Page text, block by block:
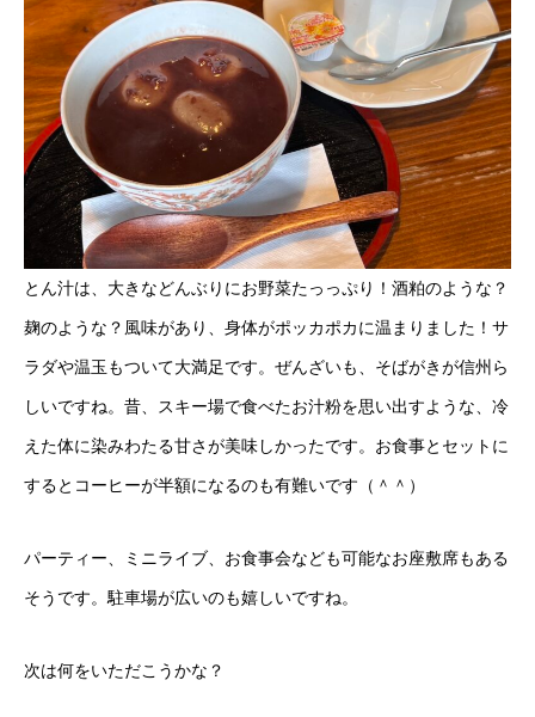
とん汁は、大きなどんぶりにお野菜たっっぷり！酒粕のような？
麹のような？風味があり、身体がポッカポカに温まりました！サ
ラダや温玉もついて大満足です。ぜんざいも、そばがきが信州ら
しいですね。昔、スキー場で食べたお汁粉を思い出すような、冷
えた体に染みわたる甘さが美味しかったです。お食事とセットに
するとコーヒーが半額になるのも有難いです（＾＾）
パーティー、ミニライブ、お食事会なども可能なお座敷席もある
そうです。駐車場が広いのも嬉しいですね。
次は何をいただこうかな？